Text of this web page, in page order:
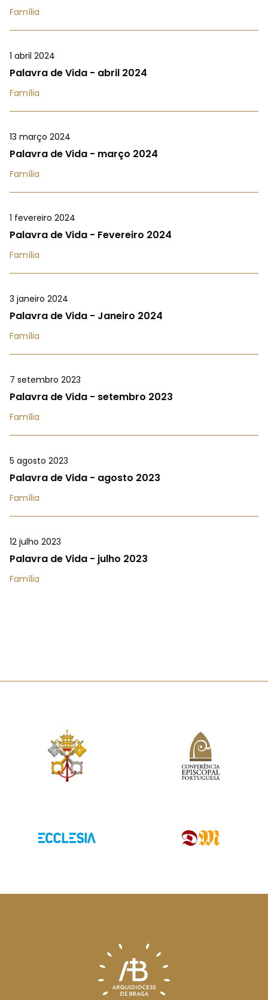
Família
1 abril 2024
Palavra de Vida - abril 2024
Família
13 março 2024
Palavra de Vida - março 2024
Família
1 fevereiro 2024
Palavra de Vida - Fevereiro 2024
Família
3 janeiro 2024
Palavra de Vida - Janeiro 2024
Família
7 setembro 2023
Palavra de Vida - setembro 2023
Família
5 agosto 2023
Palavra de Vida - agosto 2023
Família
12 julho 2023
Palavra de Vida - julho 2023
Família